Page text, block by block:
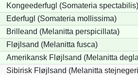
Kongeederfugl (Somateria spectabilis)
Ederfugl (Somateria mollissima)
Brilleand (Melanitta perspicillata)
Fløjlsand (Melanitta fusca)
Amerikansk Fløjlsand (Melanitta
Sibirisk Fløjlsand (Melanitta